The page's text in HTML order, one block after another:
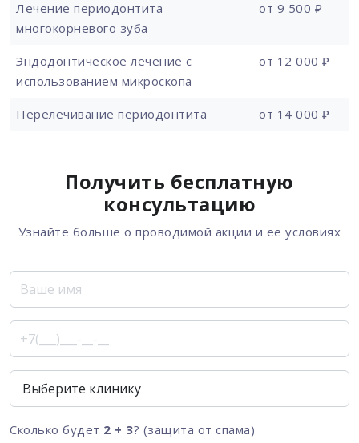
Лечение периодонтита
многокорневого зуба
от 9 500 ₽
Эндодонтическое лечение с
использованием микроскопа
от 12 000 ₽
Перелечивание периодонтита от 14 000 ₽
Получить бесплатную
консультацию
Узнайте больше о проводимой акции и ее условиях
Сколько будет 2 + 3? (защита от спама)